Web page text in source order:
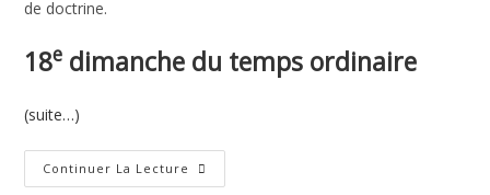
de doctrine.
18e dimanche du temps ordinaire
(suite…)
Continuer La Lecture 18e
Dimanche